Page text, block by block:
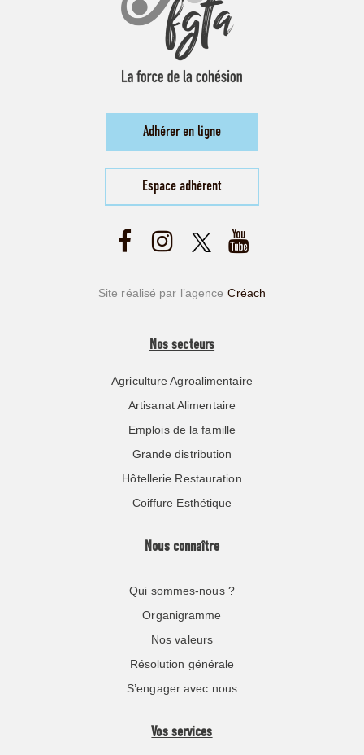
Adhérer en ligne
Espace adhérent
Site réalisé par l’agence Créach
Nos secteurs
Agriculture Agroalimentaire
Artisanat Alimentaire
Emplois de la famille
Grande distribution
Hôtellerie Restauration
Coiffure Esthétique
Nous connaître
Qui sommes-nous ?
Organigramme
Nos valeurs
Résolution générale
S’engager avec nous
Vos services